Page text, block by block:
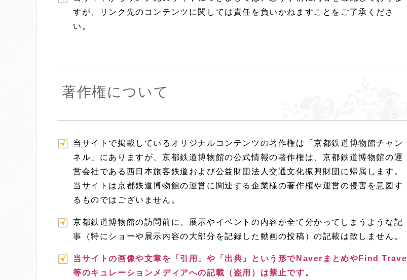
すが、リンク先のコンテンツに関しては責任を負いかねますことをご了承くださ
い。
著作権について
当サイトで掲載しているオリジナルコンテンツの著作権は「京都鉄道博物館チャン
ネル」にありますが、京都鉄道博物館の公式情報の著作権は、京都鉄道博物館の運
営会社である西日本旅客鉄道および公益財団法人交通文化振興財団に帰属します。
当サイトは京都鉄道博物館の運営に関連する企業様の著作権や運営の侵害を意図す
るものではございません。
京都鉄道博物館の訪問前に、展示やイベントの内容が全て分かってしまうような記
事（特にショーや展示内容の大部分を記録した動画の投稿）の記載は致しません。
当サイトの画像や文章を「引用」や「出典」という形でNaverまとめやFind Travel
等のキュレーションメディアへの記載（盗用）は禁止です。